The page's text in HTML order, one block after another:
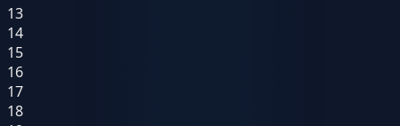
13
14
15
16
17
18